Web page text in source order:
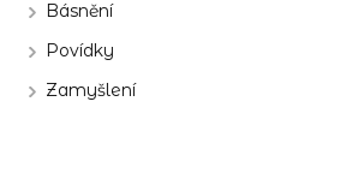
Básnění
Povídky
Zamyšlení